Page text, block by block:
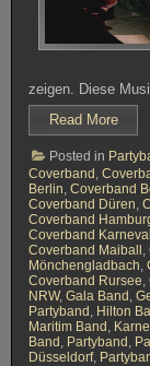
zeigen. Diese
Read More
Posted in
Coverband ,
Berlin, Coverband
Coverband Düren,
Coverband
Coverband Karneval
Coverband Maiball ,
Mönchengladbach,
Coverband Rursee,
NRW, Gala Band ,
Partyband , Hilton
Maritim Band ,
Band , Partyband ,
Düsseldorf,